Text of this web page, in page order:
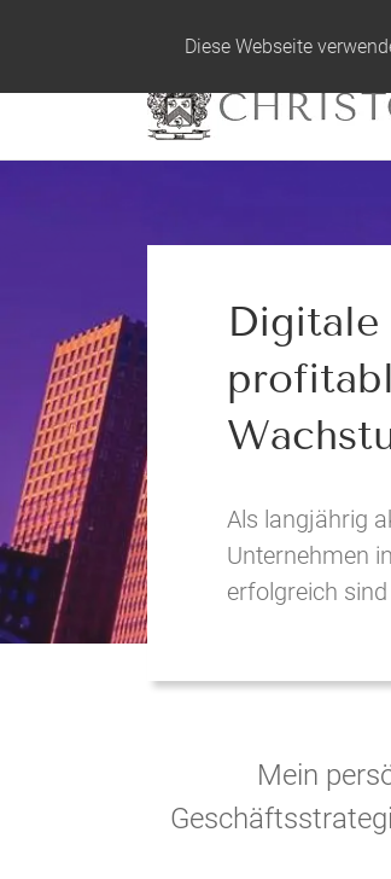
springen
Digitale
Als langjährig
Unternehmen
erfolgreich
Mein
Diese Webseite